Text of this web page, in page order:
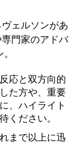
ェルソンがあ
門家のアドバ
応と双方向的
た方や、重要
、ハイライト
ください。
まで以上に迅